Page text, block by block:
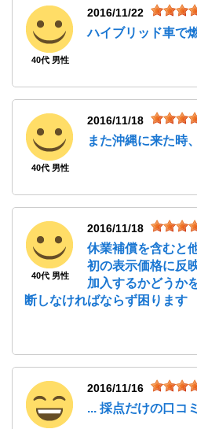
40代 男性
2016/11/22
ハイブリッド車で
40代 男性
2016/11/18
また沖縄に来た時
40代 男性
2016/11/18
休業補償を含むと
初の表示価格に反
加入するかどうか
断しなければならず困ります
2016/11/16
... 採点だけの口コミ